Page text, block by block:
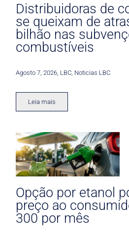
Distribuidoras de
se queixam de
bilhão nas
combustíveis
Agosto 7, 2026 LBC Noticias LBC
Leia mais
Opção por etanol
preço ao
300 por mês